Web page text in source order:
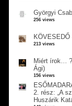
Györgyi
256 views
213 views
Miért írok…
Ági)
156 views
2. rész: „A
Huszárik